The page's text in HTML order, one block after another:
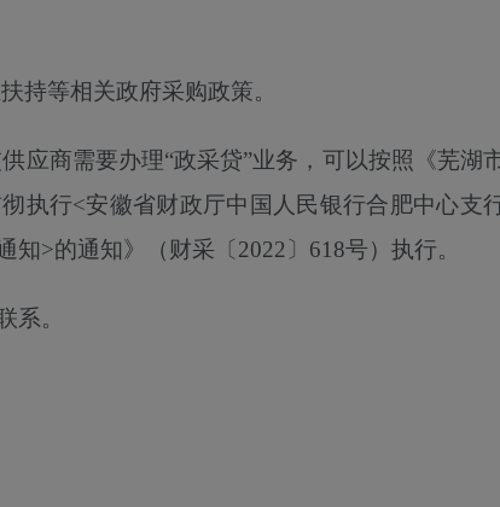
持等相关政府采购政策。
应商需要办理“政采贷”业务， 可以按照《芜湖
执行<安徽省财政厅中国人民银行合肥中心支
>的通知》（财采〔2022〕618号）执行。
系。